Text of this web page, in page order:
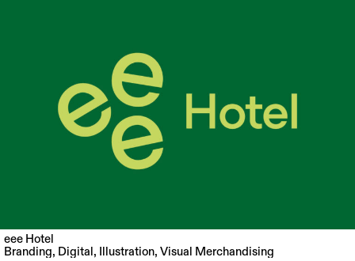
eee Hotel
Branding, Digital, Illustration, Visual Merchandising